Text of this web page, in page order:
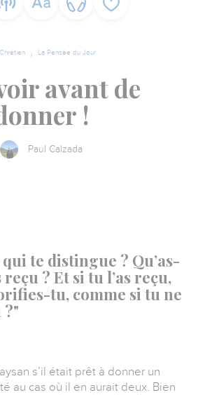
La Pensée du Jour
avant de
!
Paul Calzada
te distingue ? Qu’as-
? Et si tu l’as reçu,
tu, comme si tu ne
?"
s’il était prêt à donner un
au cas où il en aurait deux. Bien